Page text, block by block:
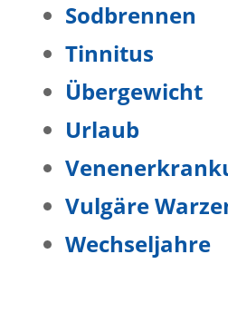
Sodbrennen
Tinnitus
Übergewicht
Urlaub
Vulgäre
Wechseljahre